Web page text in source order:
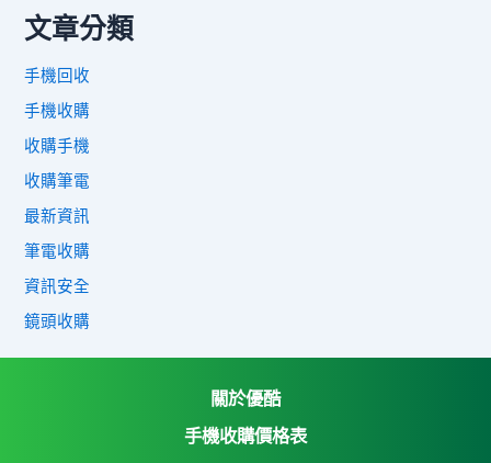
文章分類
手機回收
手機收購
收購手機
收購筆電
最新資訊
筆電收購
資訊安全
鏡頭收購
關於優酷
手機收購價格表